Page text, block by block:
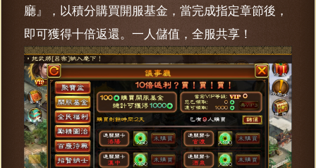
廳』，以積分購買開服基金，當完成指定章節後，
即可獲得十倍返還。一人儲值，全服共享！